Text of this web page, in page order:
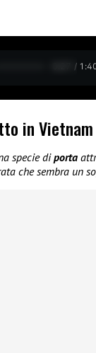
0:28 /
in Vietnam
specie diporta
che sembra un